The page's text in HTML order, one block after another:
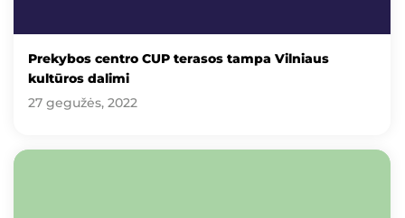
Prekybos centro CUP terasos tampa Vilniaus
kultūros dalimi
27 gegužės, 2022